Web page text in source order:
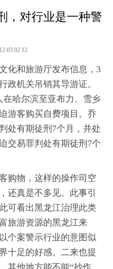
，对行业是一种警
12-03 02:12
和旅游厅发布信息，3
政机关吊销其导游证。
哈尔滨至亚布力、雪乡
游客购买自费项目。乔
处有期徒刑7个月，并处
交易罪判处有期徒刑7个
物，这样的操作司空
还真是不多见。此事引
可看出黑龙江治理此类
旅游资源的黑龙江来
个案警示行业的意图似
十足的好感。二来也提
其他地方能不能“抄作